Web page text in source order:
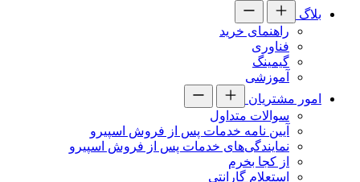
بلاگ
راهنمای خرید
فناوری
گیمینگ
آموزشی
امور مشتریان
سوالات متداول
آیین نامه خدمات پس از فروش اسپیرو
نمایندگی‌های خدمات پس از فروش اسپیرو
از کجا بخرم
استعلام گارانتی